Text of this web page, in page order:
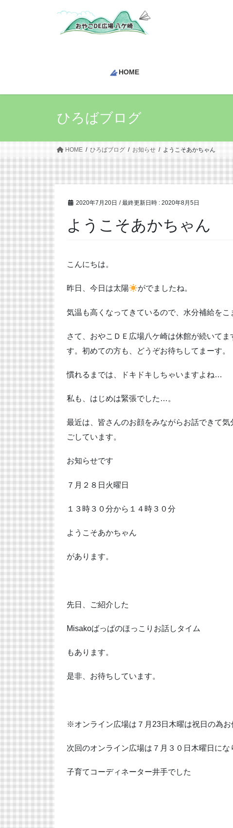
HOME
ひろばブログ
HOME ひろばブログ お知らせ ようこそあかちゃん
2020年7月20日 / 最終更新日時 : 2020年8月5日
ようこそあかちゃん
こんにちは。
昨日、今日は太陽 がでましたね。
気温も高くなってきているので、水分補給をこ
さて、おやこＤＥ広場八ケ崎は休館が続いて
す。初めての方も、どうぞお待ちしてまーす。
慣れるまでは、ドキドキしちゃいますよね…
私も、はじめは緊張でした…。
最近は、皆さんのお顔をみながらお話できて
ごしています。
お知らせです
７月２８日火曜日
１３時３０分から１４時３０分
ようこそあかちゃん
があります。
先日、ご紹介した
Misakoばっぱのほっこりお話しタイム
もあります。
是非、お待ちしています。
※オンライン広場は７月23日木曜は祝日の為お
次回のオンライン広場は７月３０日木曜日にな
子育てコーディネーター井手でした